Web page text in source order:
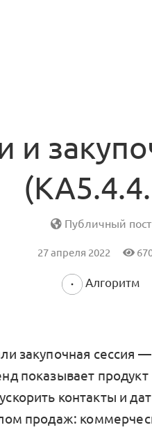
и
Публичный пост
27 апреля 2022
Алгоритм
закупочная сессия
показывает
контакты и
продаж: